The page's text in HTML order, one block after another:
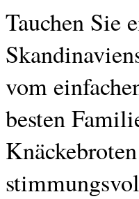
Tauchen Sie
vom
besten